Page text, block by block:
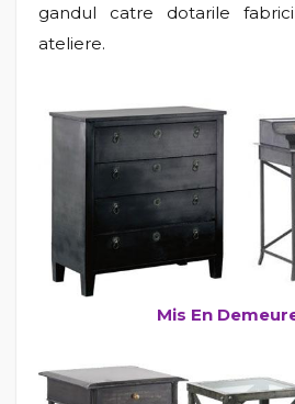
gandul catre dotarile
ateliere.
Mis En